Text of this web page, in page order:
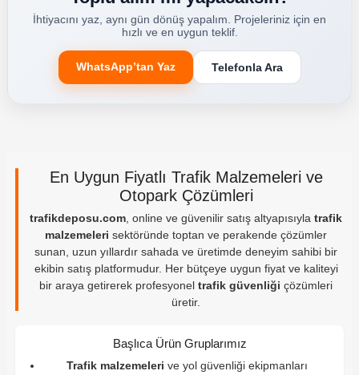
İhtiyacını yaz, aynı gün dönüş yapalım. Projeleriniz için en
hızlı ve en uygun teklif.
WhatsApp’tan Yaz Telefonla Ara
En Uygun Fiyatlı Trafik Malzemeleri ve
Otopark Çözümleri
trafikdeposu.com , online ve güvenilir satış altyapısıyla trafik
malzemeleri sektöründe toptan ve perakende çözümler
sunan, uzun yıllardır sahada ve üretimde deneyim sahibi bir
ekibin satış platformudur. Her bütçeye uygun fiyat ve kaliteyi
bir araya getirerek profesyonel trafik güvenliği çözümleri
üretir.
Başlıca Ürün Gruplarımız
Trafik malzemeleri ve yol güvenliği ekipmanları